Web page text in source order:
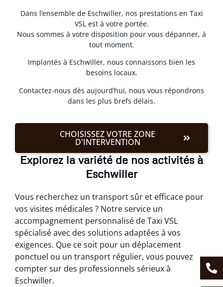
Dans l’ensemble de Eschwiller, nos prestations en Taxi
VSL est à votre portée.
Nous sommes à votre disposition pour vous dépanner, à
tout moment.
Implantés à Eschwiller, nous connaissons bien les
besoins locaux.
Contactez-nous dès aujourd’hui, nous vous répondrons
dans les plus brefs délais.
CHOISISSEZ VOTRE ZONE
D'INTERVENTION
Explorez la variété de nos activités à
Eschwiller
Vous recherchez un transport sûr et efficace pour
vos visites médicales ? Notre service un
accompagnement personnalisé de Taxi VSL
spécialisé avec des solutions adaptées à vos
exigences. Que ce soit pour un déplacement
ponctuel ou un transport régulier, vous pouvez
compter sur des professionnels sérieux à
Eschwiller.